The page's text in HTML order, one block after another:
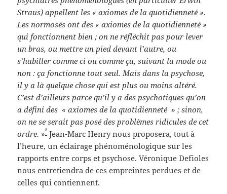
Straus) appellent les « axiomes de la quotidienneté ».
Les normosés ont des « axiomes de la quotidienneté »
qui fonctionnent bien ; on ne réfléchit pas pour lever
un bras, ou mettre un pied devant l’autre, ou
s’habiller comme ci ou comme ça, suivant la mode ou
non : ça fonctionne tout seul. Mais dans la psychose,
il y a là quelque chose qui est plus ou moins altéré.
C’est d’ailleurs parce qu’il y a des psychotiques qu’on
a défini des « axiomes de la quotidienneté » ; sinon,
on ne se serait pas posé des problèmes ridicules de cet
ordre. »8 Jean-Marc Henry nous proposera, tout à
l’heure, un éclairage phénoménologique sur les
rapports entre corps et psychose. Véronique Defioles
nous entretiendra de ces empreintes perdues et de
celles qui contiennent.